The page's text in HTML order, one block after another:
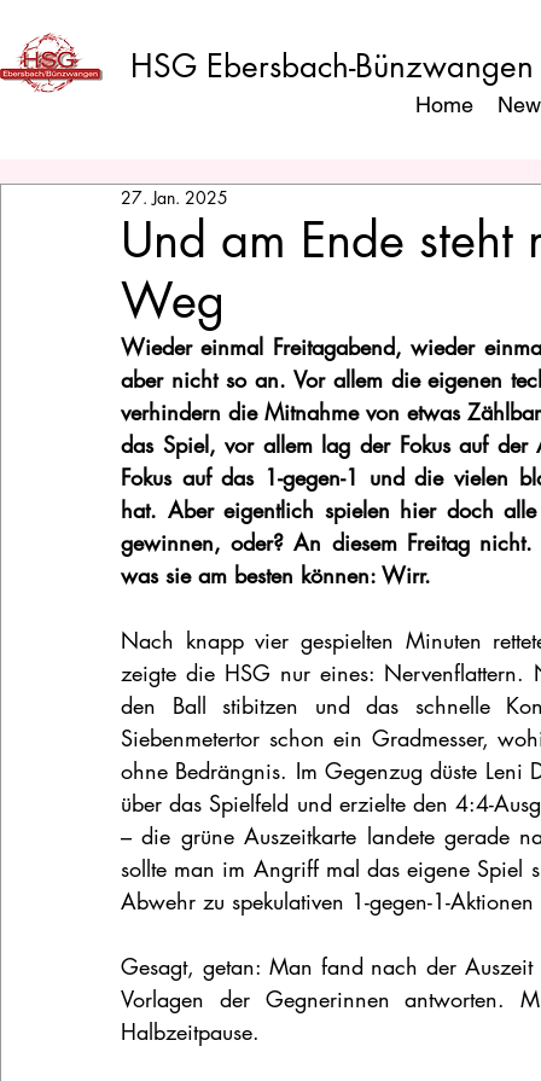
HSG Ebersbach-Bünzwangen
Home
Und am Ende steht
Weg
27. Jan. 2025
Wieder einmal Freitagabend, wieder
aber nicht so an. Vor allem die eigenen
verhindern die Mitnahme von etwas
das Spiel, vor allem lag der Fokus auf
Fokus auf das 1-gegen-1 und die vielen
hat. Aber eigentlich spielen hier doch
gewinnen, oder? An diesem Freitag
was sie am besten können: Wirr.
Nach knapp vier gespielten Minuten
zeigte die HSG nur eines:
den Ball stibitzen und das schnelle
Siebenmetertor schon ein Gradmesser,
ohne Bedrängnis. Im Gegenzug düste Leni
über das Spielfeld und erzielte den 4:4-
– die grüne Auszeitkarte landete gerade
sollte man im Angriff mal das eigene Spiel
Abwehr zu spekulativen 1-gegen-1-
Gesagt, getan: Man fand nach der
Vorlagen der Gegnerinnen
Halbzeitpause.